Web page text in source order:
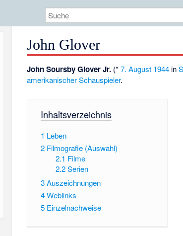
John Glover
John Soursby Glover Jr. (*7. August 1944 in
amerikanischer Schauspieler.
Inhaltsverzeichnis
1 Leben
2 Filmografie (Auswahl)
2.1 Filme
2.2 Serien
3Auszeichnungen
4Weblinks
5 Einzelnachweise